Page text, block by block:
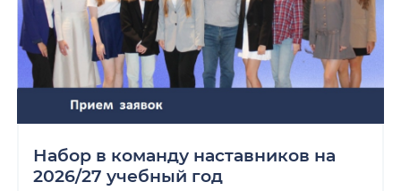
Набор в команду наставников на
2026/27 учебный год